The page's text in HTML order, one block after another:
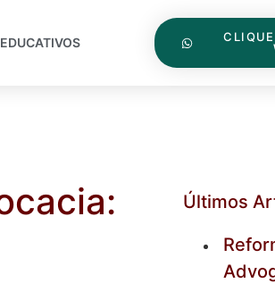
Últimos